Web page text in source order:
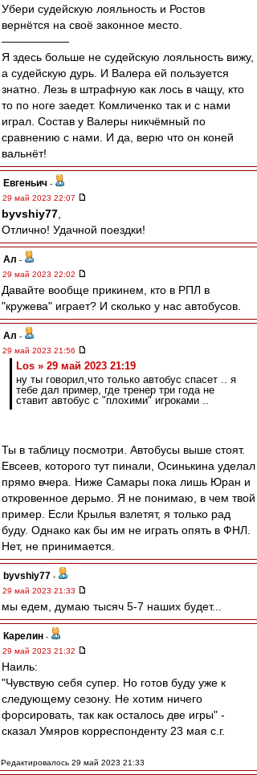
Убери судейскую лояльность и Ростов
вернётся на своё законное место.
——————
Я здесь больше не судейскую лояльность вижу,
а судейскую дурь. И Валера ей пользуется
знатно. Лезь в штрафную как лось в чащу, кто
то по ноге заедет. Комличенко так и с нами
играл. Состав у Валеры никчёмный по
сравнению с нами. И да, верю что он коней
вальнёт!
Евгеньич -
29 май 2023 22:07
byvshiy77
Отлично! Удачной поездки!
Ал -
29 май 2023 22:02
Давайте вообще прикинем, кто в РПЛ в
"кружева" играет? И сколько у нас автобусов.
Ал -
29 май 2023 21:56
Los » 29 май 2023 21:19
ну ты говорил,что только автобус спасет .. я
тебе дал пример, где тренер три года не
ставит автобус с "плохими" игроками ..
Ты в таблицу посмотри. Автобусы выше стоят.
Евсеев, которого тут пинали, Осинькина уделал
прямо вчера. Ниже Самары пока лишь Юран и
откровенное дерьмо. Я не понимаю, в чем твой
пример. Если Крылья взлетят, я только рад
буду. Однако как бы им не играть опять в ФНЛ.
Нет, не принимается.
byvshiy77 -
29 май 2023 21:33
мы едем, думаю тысяч 5-7 наших будет...
Карелин -
29 май 2023 21:32
Наиль:
"Чувствую себя супер. Но готов буду уже к
следующему сезону. Не хотим ничего
форсировать, так как осталось две игры" -
сказал Умяров корреспонденту 23 мая с.г.
Редактировалось 29 май 2023 21:33